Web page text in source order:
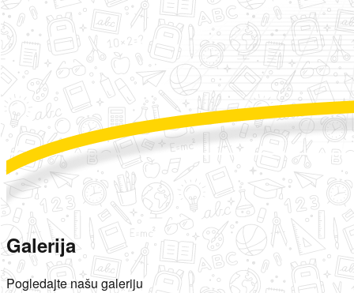
Galerija
Pogledajte našu galeriju